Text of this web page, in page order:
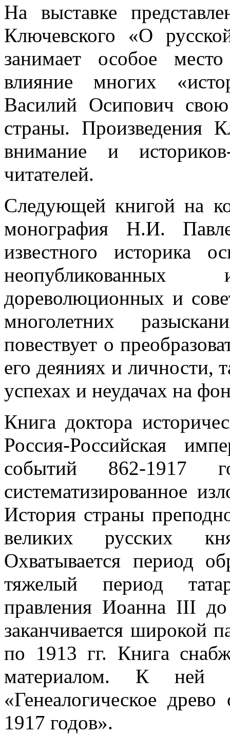
На выставке
Ключевского «О
занимает особое
влияние многих
Василий Осипович
страны. Произведения
внимание и
читателей.
Следующей книгой на
монография Н.И.
известного историка
неопубликованных
дореволюционных и
многолетних
повествует о
его деяниях и личности,
успехах и неудачах на
Книга доктора
Россия-Российская
событий 862-1917
систематизированное
История страны
великих русских
Охватывается период
тяжелый период
правления Иоанна III
заканчивается широкой
по 1913 гг. Книга
материалом. К ней
«Генеалогическое
1917 годов».